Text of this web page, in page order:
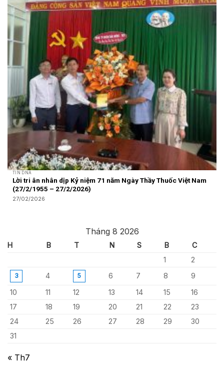
TIN DNA
Lời tri ân nhân dịp Kỷ niệm 71 năm Ngày Thầy Thuốc Việt Nam
(27/2/1955 – 27/2/2026)
27/02/2026
Tháng 8 2026
H B T N S B
C
1
2
3 4 5 6 7 8
9
10
11 12 13 14 15
16
17
18 19 20 21 22
23
24
25 26 27 28 29
30
31
« Th7